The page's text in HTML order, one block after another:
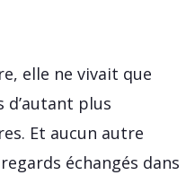
elle ne vivait que
d’autant plus
Et aucun autre
échangés dans